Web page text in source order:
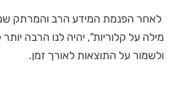
לאחר הפנמת המידע הרב והמרתק
מילה על קלוריות", יהיה לנו הרבה
ולשמור על התוצאות לאורך זמן.